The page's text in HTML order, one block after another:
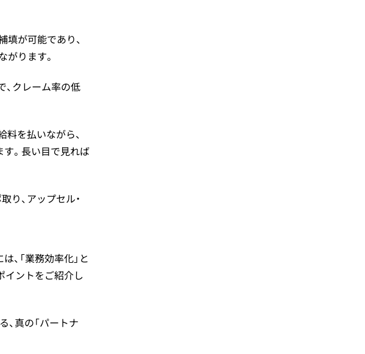
が可能であり、
ります。
クレーム率の低
を払いながら、
。長い目で見れば
り、アップセル・
「業務効率化」と
イントをご紹介し
真の「パートナ